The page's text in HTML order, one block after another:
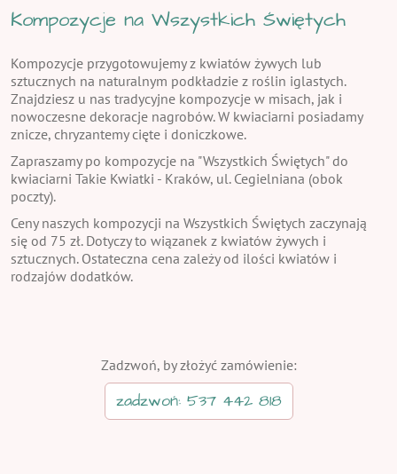
Kompozycje na Wszystkich Świętych
Kompozycje przygotowujemy z kwiatów żywych lub
sztucznych na naturalnym podkładzie z roślin iglastych.
Znajdziesz u nas tradycyjne kompozycje w misach, jak i
nowoczesne dekoracje nagrobów. W kwiaciarni posiadamy
znicze, chryzantemy cięte i doniczkowe.
Zapraszamy po kompozycje na "Wszystkich Świętych" do
kwiaciarni Takie Kwiatki - Kraków, ul. Cegielniana (obok
poczty).
Ceny naszych kompozycji na Wszystkich Świętych zaczynają
się od 75 zł. Dotyczy to wiązanek z kwiatów żywych i
sztucznych. Ostateczna cena zależy od ilości kwiatów i
rodzajów dodatków.
Zadzwoń, by złożyć zamówienie:
zadzwoń: 537 442 818